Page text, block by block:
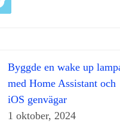
Byggde en wake up
med Home Assistant och
iOS genvägar
1 oktober, 2024